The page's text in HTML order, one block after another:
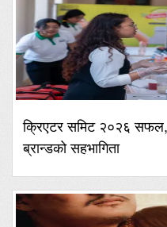
क्रिएटर समिट २०२६ सफल,
ब्रान्डको सहभागिता